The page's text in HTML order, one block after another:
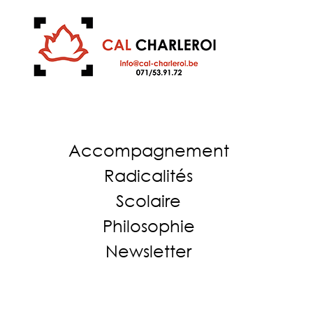
Accompagnement
Radicalités
Scolaire
Philosophie
Newsletter